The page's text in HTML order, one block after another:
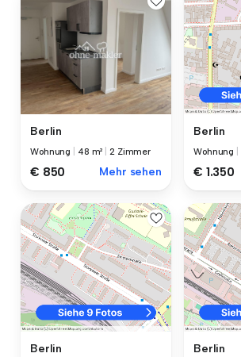
Berlin
Wohnung 48 m² |2 Zimmer
€ 850 Mehr sehen
Berlin
Wohnung
€ 1.350
Berlin Berlin